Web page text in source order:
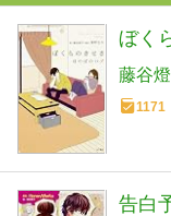
ぼく
藤谷
1171
告白